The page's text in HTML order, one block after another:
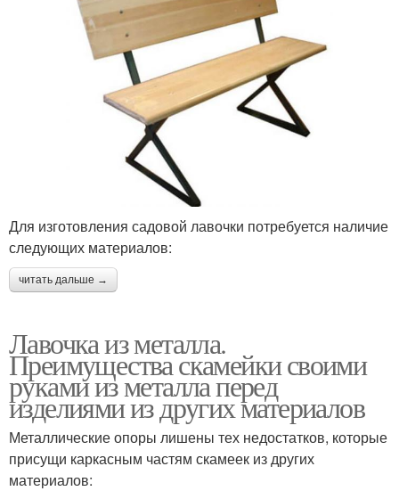
Для изготовления садовой лавочки потребуется наличие
следующих материалов:
читать дальше →
Лавочка из металла.
Преимущества скамейки своими
руками из металла перед
изделиями из других материалов
Металлические опоры лишены тех недостатков, которые
присущи каркасным частям скамеек из других
материалов: